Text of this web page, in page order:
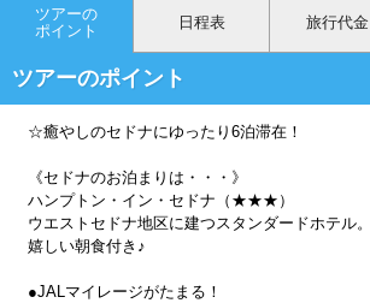
ツアーの
ポイント
日程表 旅行代金
ツアーのポイント
☆癒やしのセドナにゆったり6泊滞在！
《セドナのお泊まりは・・・》
ハンプトン・イン・セドナ（★★★）
ウエストセドナ地区に建つスタンダードホテル。
嬉しい朝食付き♪
●JALマイレージがたまる！